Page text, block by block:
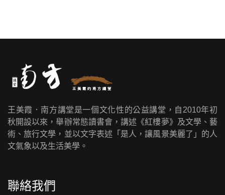
王美霞．南方講堂是一個文化性的公益講堂，自2010年初
秋開設以來，舉辦常態讀書會，講述《紅樓夢》及文學、藝
術、旅行文學，並以文字表述「是人，讓風景美麗了」的人
文氣象以及生活美學。
聯絡我們